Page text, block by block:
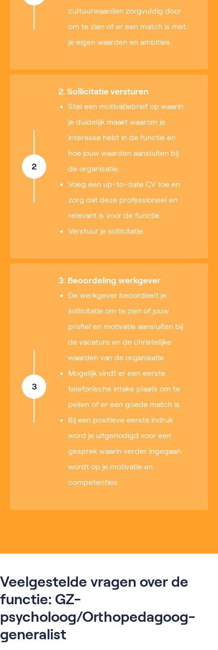
cultuurwaarden zorgvuldig door
om te zien of er een match is met
je eigen waarden en ambities.
2
2. Sollicitatie versturen
Stel een motivatiebrief op waarin
je duidelijk maakt waarom je
interesse hebt in de functie en
hoe jouw waarden aansluiten bij
de organisatie.
Voeg een up-to-date CV toe en
zorg dat deze professioneel en
relevant is voor de functie.
Verstuur je sollicitatie.
3
3. Beoordeling werkgever
De werkgever beoordeelt je
sollicitatie om te zien of jouw
profiel en motivatie aansluiten bij
de vacature en de christelijke
waarden van de organisatie.
Mogelijk vindt er een eerste
telefonische intake plaats om te
peilen of er een goede match is.
Bij een positieve eerste indruk
word je uitgenodigd voor een
gesprek waarin verder ingegaan
wordt op je motivatie en
competenties.
Veelgestelde vragen over de
functie: GZ-
psycholoog/Orthopedagoog-
generalist